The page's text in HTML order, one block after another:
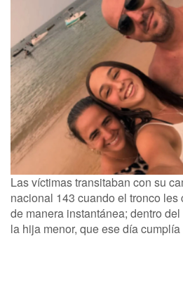
Las víctimas transitaban con su
nacional 143 cuando el tronco les
de manera instantánea; dentro
la hija menor, que ese día